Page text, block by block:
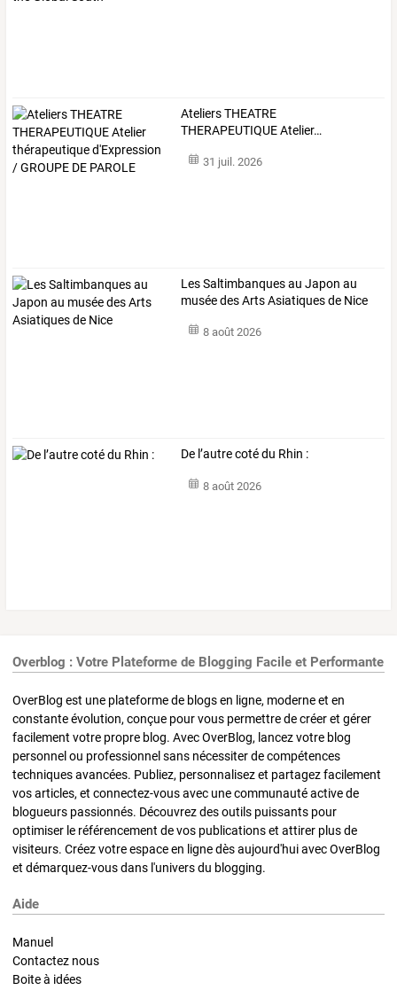
AteliersTHEATRE
THERAPEUTIQUEAtelier…
31 juil. 2026
Les Saltimbanques au Japon au
musée des Arts Asiatiques de Nice
8 août 2026
De l’autre coté du Rhin :
8 août 2026
Overblog : Votre Plateforme de Blogging Facile et Performante
OverBlog est une plateforme de blogs en ligne, moderne et en
constante évolution, conçue pour vous permettre de créer et gérer
facilement votre propre blog. Avec OverBlog, lancez votre blog
personnel ou professionnel sans nécessiter de compétences
techniques avancées. Publiez, personnalisez et partagez facilement
vos articles, et connectez-vous avec une communauté active de
blogueurs passionnés. Découvrez des outils puissants pour
optimiser le référencement de vos publications et attirer plus de
visiteurs. Créez votre espace en ligne dès aujourd'hui avec OverBlog
et démarquez-vous dans l'univers du blogging.
Aide
Manuel
Contactez nous
Boite à idées